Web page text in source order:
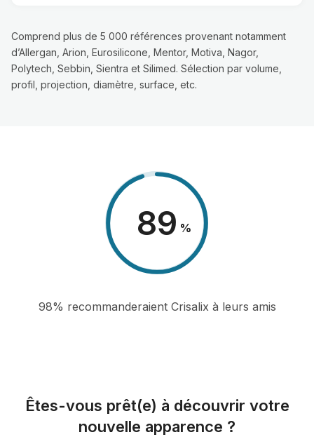
Comprend plus de 5 000 références provenant notamment
d’Allergan, Arion, Eurosilicone, Mentor, Motiva, Nagor,
Polytech, Sebbin, Sientra et Silimed. Sélection par volume,
profil, projection, diamètre, surface, etc.
98 %
98% recommanderaient Crisalix à leurs amis
Êtes-vous prêt(e) à découvrir votre
nouvelle apparence ?